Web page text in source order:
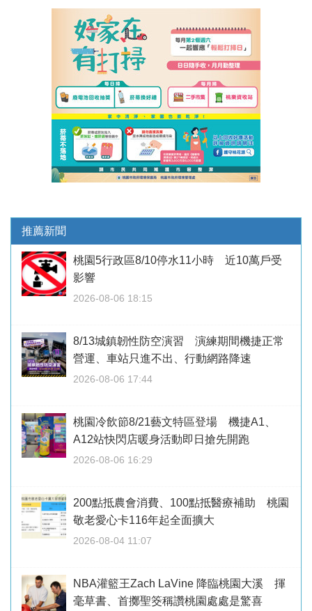
推薦新聞
桃園5行政區8/10停水11小時 近10萬戶受
影響
2026-08-06 18:15
8/13城鎮韌性防空演習 演練期間機捷正常
營運、車站只進不出、行動網路降速
2026-08-06 17:44
桃園冷飲節8/21藝文特區登場 機捷A1、
A12站快閃店暖身活動即日搶先開跑
2026-08-06 16:29
200點抵農會消費、100點抵醫療補助 桃園
敬老愛心卡116年起全面擴大
2026-08-04 11:07
NBA灌籃王Zach LaVine 降臨桃園大溪 揮
毫草書、首擲聖筊稱讚桃園處處是驚喜